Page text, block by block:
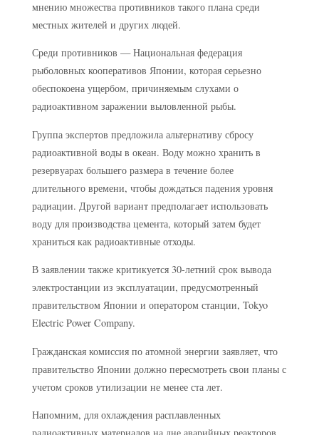
мнению множества противников такого плана среди
местных жителей и других людей.
Среди противников — Национальная федерация
рыболовных кооперативов Японии, которая серьезно
обеспокоена ущербом, причиняемым слухами о
радиоактивном заражении выловленной рыбы.
Группа экспертов предложила альтернативу сбросу
радиоактивной воды в океан. Воду можно хранить в
резервуарах большего размера в течение более
длительного времени, чтобы дождаться падения уровня
радиации. Другой вариант предполагает использовать
воду для производства цемента, который затем будет
храниться как радиоактивные отходы.
В заявлении также критикуется 30-летний срок вывода
электростанции из эксплуатации, предусмотренный
правительством Японии и оператором станции, Tokyo
Electric Power Company.
Гражданская комиссия по атомной энергии заявляет, что
правительство Японии должно пересмотреть свои планы с
учетом сроков утилизации не менее ста лет.
Напомним, для охлаждения расплавленных